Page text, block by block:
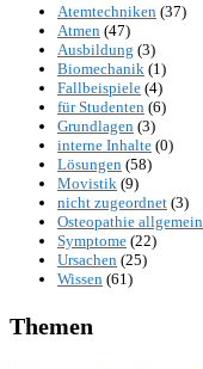
Atemtechniken (37)
Atmen (47)
Ausbildung (3)
Biomechanik (1)
Fallbeispiele (4)
für Studenten (6)
Grundlagen (3)
interne Inhalte (0)
Lösungen (58)
Movistik (9)
nicht zugeordnet (3)
Osteopathie allgemein
Symptome (22)
Ursachen (25)
Wissen (61)
Themen